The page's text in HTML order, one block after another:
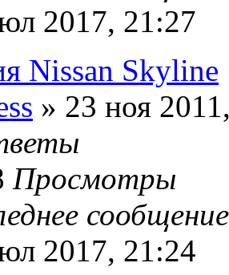
2017, 21:27
Nissan Skyline
» 23 ноя
Просмотры
2017, 21:24